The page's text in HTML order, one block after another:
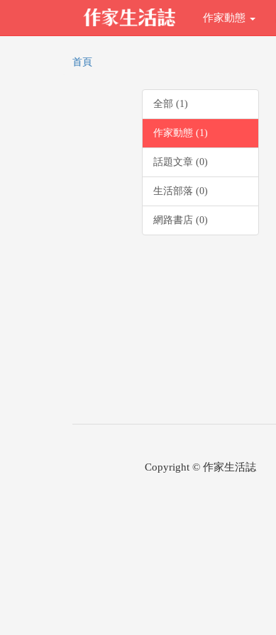
作家動態
首頁
全部 (1)
作家動態 (1)
話題文章 (0)
生活部落 (0)
網路書店 (0)
Copyright © 作家生活誌